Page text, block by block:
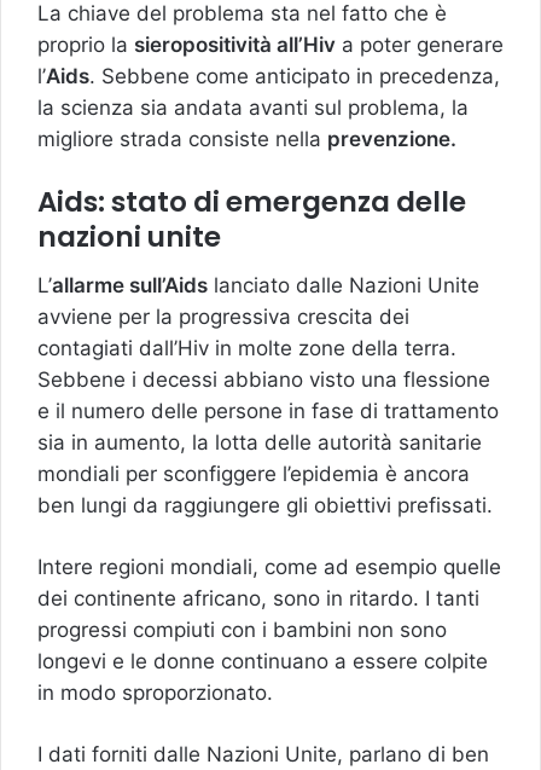
La chiave del problema sta nel fatto che è
proprio la sieropositività all’Hiv a poter generare
l’Aids. Sebbene come anticipato in precedenza,
la scienza sia andata avanti sul problema, la
migliore strada consiste nella prevenzione.
Aids: stato di emergenza delle
nazioni unite
L’allarme sull’Aids lanciato dalle Nazioni Unite
avviene per la progressiva crescita dei
contagiati dall’Hiv in molte zone della terra.
Sebbene i decessi abbiano visto una flessione
e il numero delle persone in fase di trattamento
sia in aumento, la lotta delle autorità sanitarie
mondiali per sconfiggere l’epidemia è ancora
ben lungi da raggiungere gli obiettivi prefissati.
Intere regioni mondiali, come ad esempio quelle
dei continente africano, sono in ritardo. I tanti
progressi compiuti con i bambini non sono
longevi e le donne continuano a essere colpite
in modo sproporzionato.
I dati forniti dalle Nazioni Unite, parlano di ben